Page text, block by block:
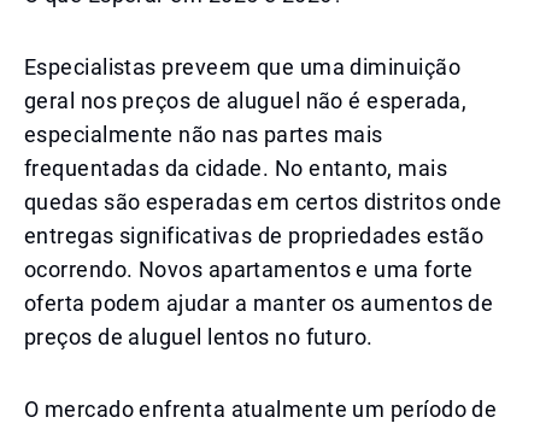
Especialistas preveem que uma diminuição
geral nos preços de aluguel não é esperada,
especialmente não nas partes mais
frequentadas da cidade. No entanto, mais
quedas são esperadas em certos distritos onde
entregas significativas de propriedades estão
ocorrendo. Novos apartamentos e uma forte
oferta podem ajudar a manter os aumentos de
preços de aluguel lentos no futuro.
O mercado enfrenta atualmente um período de